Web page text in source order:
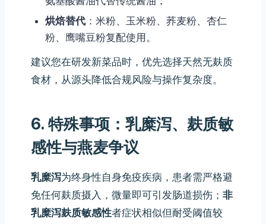
烘焙替代 ：米粉、玉米粉、荞麦粉、杏仁
粉、鹰嘴豆粉复配使用。
建议您在研发新菜品时，优先选择天然无麸质
食材，从源头降低合规风险与操作复杂度。
6. 特殊事项：乳糜泻、麸质敏
感性与燕麦争议
乳糜泻为终身性自身免疫疾病，患者需严格避
免任何麸质摄入，微量即可引发肠道损伤； 非
乳糜泻麸质敏感性者症状相似但耐受阈值较